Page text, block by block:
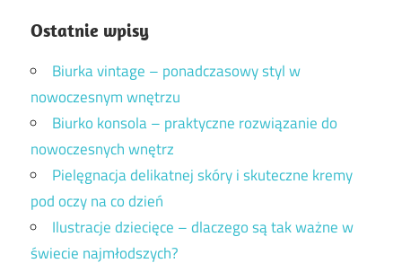
Ostatnie wpisy
Biurka vintage – ponadczasowy styl w
nowoczesnym wnętrzu
Biurko konsola – praktyczne rozwiązanie do
nowoczesnych wnętrz
Pielęgnacja delikatnej skóry i skuteczne kremy
pod oczy na co dzień
Ilustracje dziecięce – dlaczego są tak ważne w
świecie najmłodszych?